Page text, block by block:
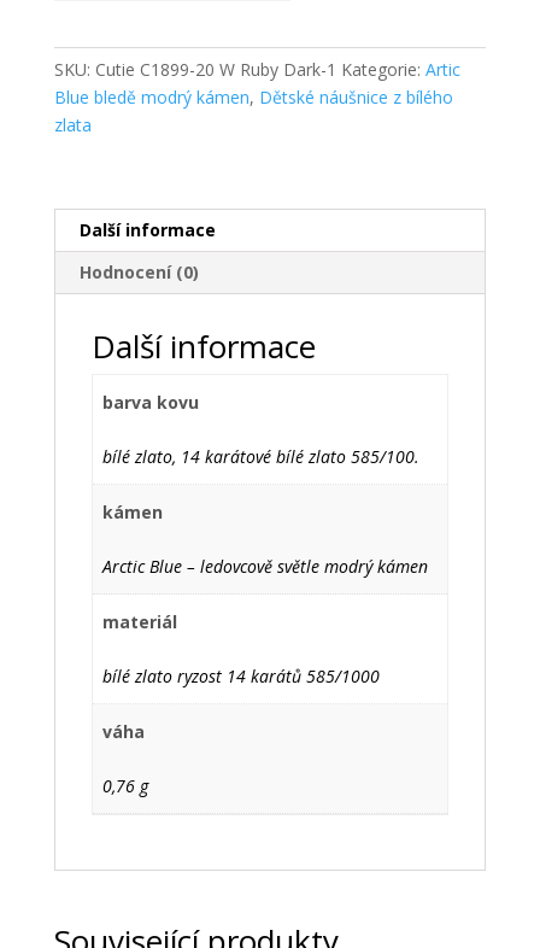
C1899-
20
Artic
SKU: Cutie C1899-20 W Ruby Dark-1 Kategorie: Artic
Blue bledě modrý kámen, Dětské náušnice z bílého
zlata
Další informace
Hodnocení (0)
Další informace
barva kovu
bílé zlato, 14 karátové bílé zlato 585/100.
kámen
Arctic Blue – ledovcově světle modrý kámen
materiál
bílé zlato ryzost 14 karátů 585/1000
váha
0,76 g